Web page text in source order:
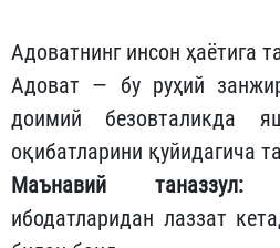
​Адоватнинг инсон ҳаётига
​Адоват — бу руҳий
доимий безовталикда
оқибатларини қуйидагича
​Маънавий таназзул:
ибодатларидан лаззат